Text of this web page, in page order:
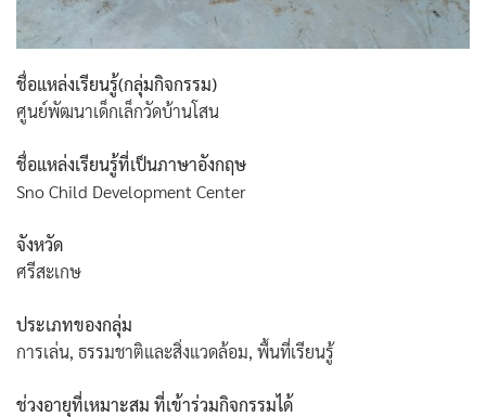
ค้นหา
ชื่อแหล่งเรียนรู้(กลุ่มกิจกรรม)
ศูนย์พัฒนาเด็กเล็กวัดบ้านโสน
ชื่อแหล่งเรียนรู้ที่เป็นภาษาอังกฤษ
Sno Child Development Center
จังหวัด
ศรีสะเกษ
ประเภทของกลุ่ม
การเล่น, ธรรมชาติและสิ่งแวดล้อม, พื้นที่เรียนรู้
ช่วงอายุที่เหมาะสม ที่เข้าร่วมกิจกรรมได้